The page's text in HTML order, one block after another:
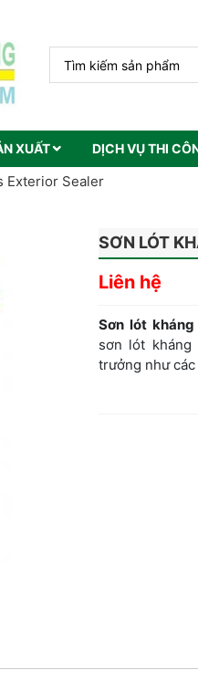
XUẤT DỊCH VỤ THI
Exterior Sealer
SƠN LÓT
Liên hệ
Sơn lót
sơn lót kháng
trưởng như